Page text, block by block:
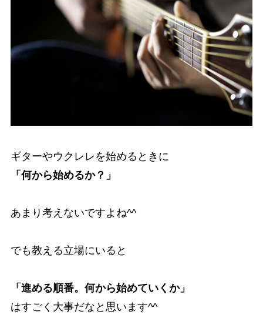
ギターやウクレレを始めるときに
「何から始めるか？」
あまり考えないですよね^^
でも教える立場にいると
「進める順番。何から始めていくか」
はすごく大事だなと思います^^